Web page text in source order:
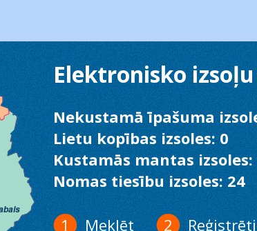
Elektronisko
Nekustamā īpašuma
Lietu kopības izsoles: 0
Kustamās mantas izsoles:
Nomas tiesību izsoles: 24
Meklēt